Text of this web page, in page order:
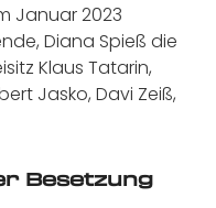
Januar 2023
Diana Spieß die
Klaus Tatarin,
Jasko, Davi Zeiß,
Besetzung